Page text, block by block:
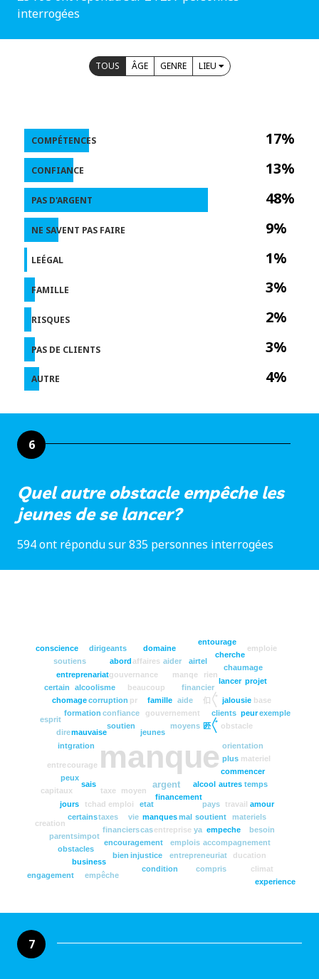
interrogées
TOUS ÂGE GENRE LIEU
17%
13%
48%
9%
1%
3%
2%
3%
4%
COMPÉTENCES
CONFIANCE
PAS D'ARGENT
NE SAVENT PAS FAIRE
LEÉGAL
FAMILLE
RISQUES
PAS DE CLIENTS
AUTRE
6
Quel autre obstacle empêche les
jeunes de se lancer?
594 ont répondu sur 835 personnes interrogées
manque
argent
jeunes
financement
moyen
moyens
soutien
alcool
emploi
confiance
etat
㔰〲
gouvernement
pays
soutient
manques
taxe
taxes
corruption famille 㐰〲
aide
clients
empeche
entreprise
financiers
mal
mauvaise
tchad
vie
alcoolisme
autres
beaucoup financier
formation
jalousie
obstacle
orientation
plus
sais
travail
accompagnement
certains
commencer
courage
emplois
encouragement
entreprenariatgouvernance
impot
intgration
lancer
manqe
materiels
obstacles
peur
pr
ya
chaumage
chomage
ducation
entrepreneuriat
injustice
jours
materiel
parents
peux
projet
rien
soutiens
temps
abord affaires aider airtel
amour
base
besoin
bien
business
capitaux
cas
certain
cherche
climat
compris
condition
conscience
creation
dire
dirigeants domaine emploie
empêche
engagement
entourage
entre
esprit
exemple
experience
7